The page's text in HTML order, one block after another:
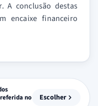
A conclusão destas
encaixe financeiro
no
Escolher